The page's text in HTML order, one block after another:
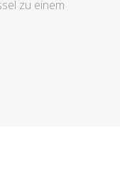
zu einem